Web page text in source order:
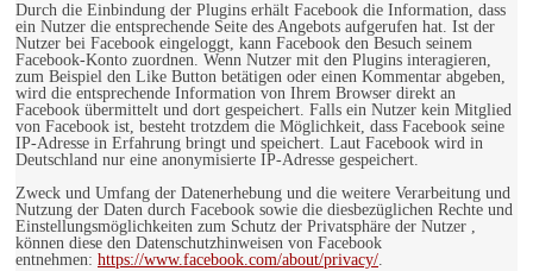
Durch die Einbindung der Plugins erhält Facebook die Information, dass
ein Nutzer die entsprechende Seite des Angebots aufgerufen hat. Ist der
Nutzer bei Facebook eingeloggt, kann Facebook den Besuch seinem
Facebook-Konto zuordnen. Wenn Nutzer mit den Plugins interagieren,
zum Beispiel den Like Button betätigen oder einen Kommentar abgeben,
wird die entsprechende Information von Ihrem Browser direkt an
Facebook übermittelt und dort gespeichert. Falls ein Nutzer kein Mitglied
von Facebook ist, besteht trotzdem die Möglichkeit, dass Facebook seine
IP-Adresse in Erfahrung bringt und speichert. Laut Facebook wird in
Deutschland nur eine anonymisierte IP-Adresse gespeichert.
Zweck und Umfang der Datenerhebung und die weitere Verarbeitung und
Nutzung der Daten durch Facebook sowie die diesbezüglichen Rechte und
Einstellungsmöglichkeiten zum Schutz der Privatsphäre der Nutzer ,
können diese den Datenschutzhinweisen von Facebook
entnehmen: https://www.facebook.com/about/privacy/.